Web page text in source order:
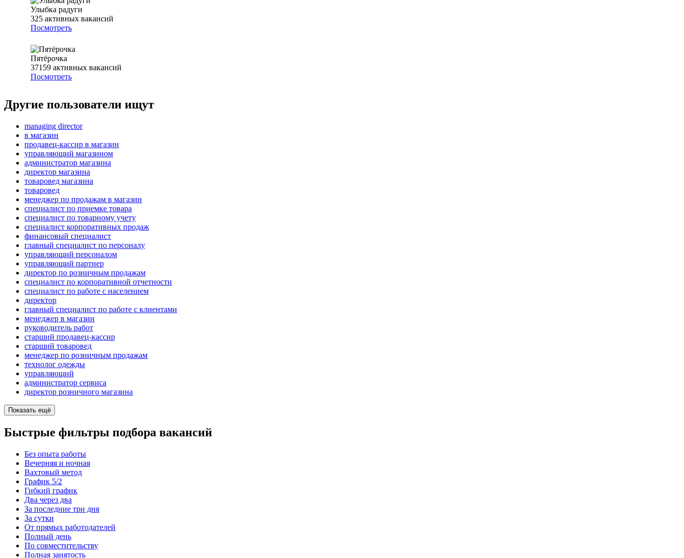
Улыбка радуги
325 активных вакансий
Посмотреть
Пятёрочка
37159 активных вакансий
Посмотреть
Другие пользователи ищут
managing director
в магазин
продавец-кассир в магазин
управляющий магазином
администратор магазина
директор магазина
товаровед магазина
товаровед
менеджер по продажам в магазин
специалист по приемке товара
специалист по товарному учету
специалист корпоративных продаж
финансовый специалист
главный специалист по персоналу
управляющий персоналом
управляющий партнер
директор по розничным продажам
специалист по корпоративной отчетности
специалист по работе с населением
директор
главный специалист по работе с клиентами
менеджер в магазин
руководитель работ
старший продавец-кассир
старший товаровед
менеджер по розничным продажам
технолог одежды
управляющий
администратор сервиса
директор розничного магазина
Показать ещё
Быстрые фильтры подбора вакансий
Без опыта работы
Вечерняя и ночная
Вахтовый метод
График 5/2
Гибкий график
Два через два
За последние три дня
За сутки
От прямых работодателей
Полный день
По совместительству
Полная занятость